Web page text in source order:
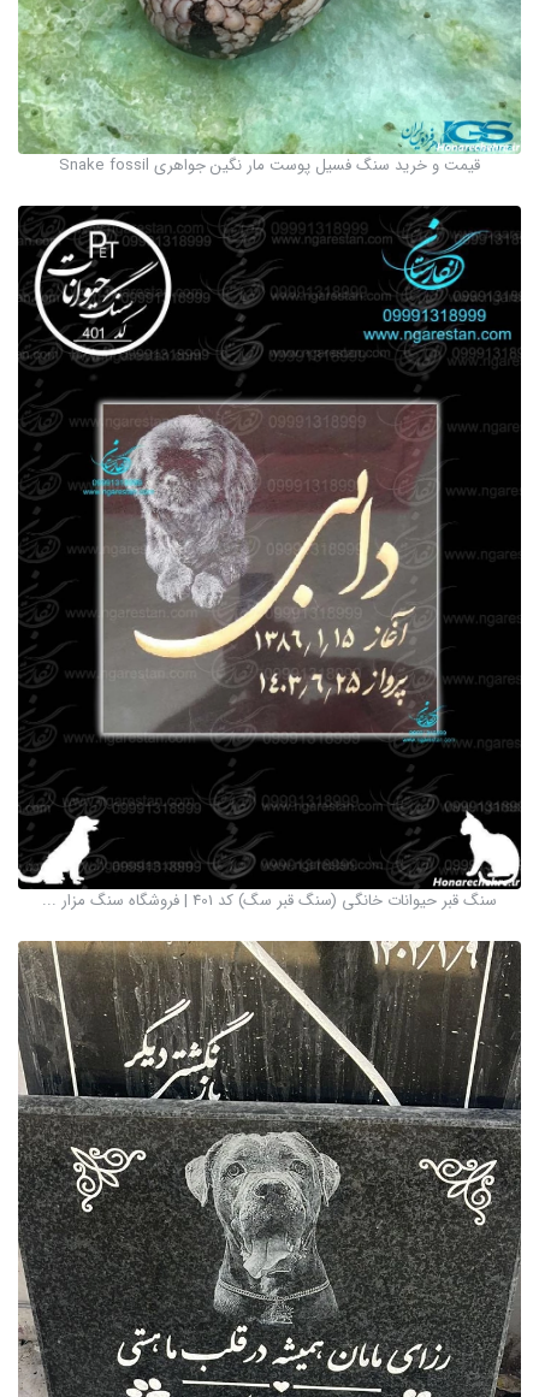
قیمت و خرید سنگ فسیل پوست مار نگین جواهری Snake fossil
سنگ قبر حیوانات خانگی (سنگ قبر سگ) کد 401 | فروشگاه سنگ مزار ...